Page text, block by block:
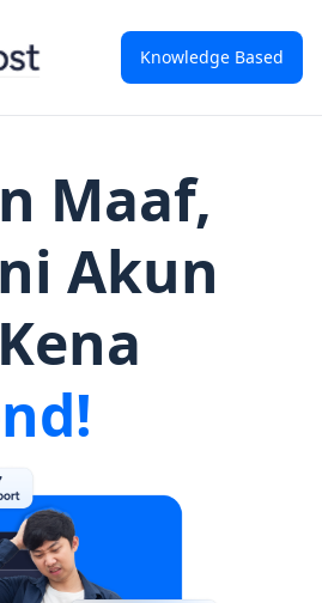
Knowledge Based
Maaf,
Akun